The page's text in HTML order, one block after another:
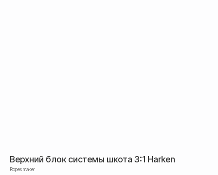
Верхний блок системы шкота 3:1 Harken
Ropes maker